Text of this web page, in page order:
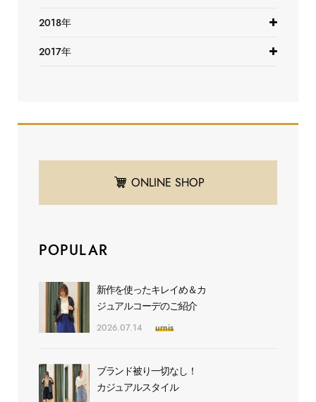
2018年
2017年
ONLINE SHOP
POPULAR
新作を使ったキレイめ＆カ
ジュアルコーデのご紹介
2026.07.14 urnis
ブランド被り一切なし！
カジュアルスタイル